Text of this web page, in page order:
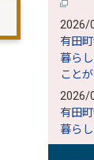
2026/
有田
暮ら
こと
2026/
有田
暮ら